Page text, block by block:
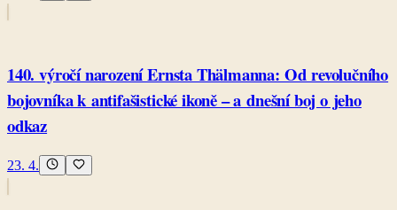
140. výročí narození Ernsta Thälmanna: Od revolučního
bojovníka k antifašistické ikoně – a dnešní boj o jeho
odkaz
23. 4.